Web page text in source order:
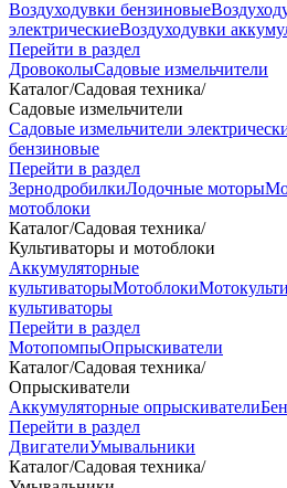
Воздуходувки бензиновые
электрическиеВоздуходувки
Перейти в раздел
ДровоколыСадовые измельчители
Каталог/Садовая техника/
Садовые измельчители
Садовые измельчители
бензиновые
Перейти в раздел
ЗернодробилкиЛодочные моторы
мотоблоки
Каталог/Садовая техника/
Культиваторы и мотоблоки
Аккумуляторные
культиваторыМотоблоки
культиваторы
Перейти в раздел
МотопомпыОпрыскиватели
Каталог/Садовая техника/
Опрыскиватели
Аккумуляторные опрыскиватели
Перейти в раздел
ДвигателиУмывальники
Каталог/Садовая техника/